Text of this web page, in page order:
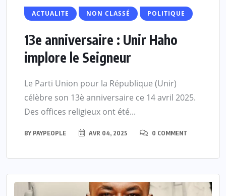
ACTUALITE NON CLASSÉ POLITIQUE
13e anniversaire : Unir Haho
implore le Seigneur
Le Parti Union pour la République (Unir)
célèbre son 13è anniversaire ce 14 avril 2025.
Des offices religieux ont été...
BY PAYPEOPLE AVR 04, 2025 0 COMMENT